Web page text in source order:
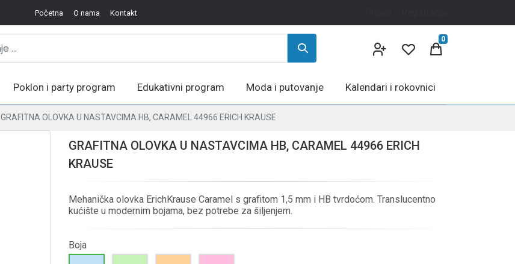
Početna O nama Kontakt
0
Poklon i party program Edukativni program Moda i putovanje Kalendari i rokovnici
GRAFITNA OLOVKA U NASTAVCIMA HB, CARAMEL 44966 ERICH KRAUSE
GRAFITNA OLOVKA U NASTAVCIMA HB, CARAMEL 44966 ERICH
KRAUSE
Mehanička olovka ErichKrause Caramel s grafitom 1,5 mm i HB tvrdoćom. Translucentno
kućište u modernim bojama, bez potrebe za šiljenjem.
Boja